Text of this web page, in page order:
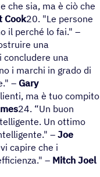
che sia, ma è ciò che
Cook20. "Le persone
il perché lo fai." –
una
concludere una
i marchi in grado di
– Gary
ma è tuo compito
24. “Un buon
Un ottimo
– Joe
capire che i
– Mitch Joel